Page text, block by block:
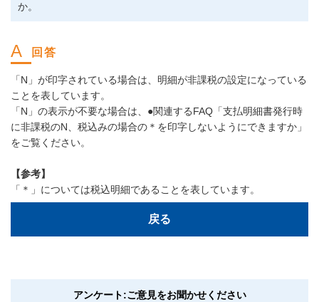
か。
「N」が印字されている場合は、明細が非課税の設定になっている
ことを表しています。
「N」の表示が不要な場合は、●関連するFAQ「支払明細書発行時
に非課税のN、税込みの場合の＊を印字しないようにできますか」
をご覧ください。
【参考】
「＊」については税込明細であることを表しています。
戻る
アンケート:ご意見をお聞かせください